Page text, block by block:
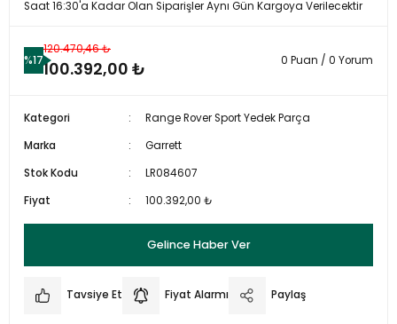
Saat 16:30'a Kadar Olan Siparişler Aynı Gün Kargoya Verilecektir
%17
120.470,46 ₺
100.392,00 ₺ 0 Puan / 0 Yorum
Kategori
Range Rover Sport Yedek Parça
Marka
Garrett
Stok Kodu
LR084607
Fiyat
100.392,00 ₺
Gelince Haber Ver
Tavsiye Et Fiyat Alarmı Paylaş